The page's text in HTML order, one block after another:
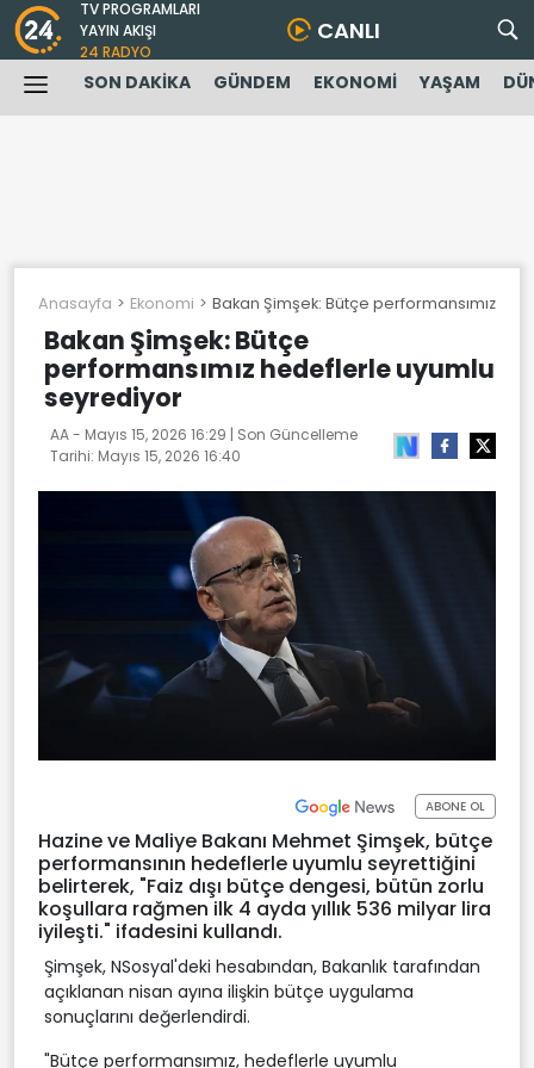
TV PROGRAMLARI
YAYIN AKIŞI
24 RADYO
CANLI
SON DAKİKA GÜNDEM EKONOMİ YAŞAM
Anasayfa Ekonomi Bakan Şimşek: Bütçe performansımız
Bakan Şimşek: Bütçe
performansımız hedeflerle uyumlu
seyrediyor
AA - Mayıs 15, 2026 16:29 | Son Güncelleme
Tarihi: Mayıs 15, 2026 16:40
ABONE OL
Hazine ve Maliye Bakanı Mehmet Şimşek, bütçe
performansının hedeflerle uyumlu seyrettiğini
belirterek, "Faiz dışı bütçe dengesi, bütün zorlu
koşullara rağmen ilk 4 ayda yıllık 536 milyar lira
iyileşti." ifadesini kullandı.
Şimşek, NSosyal'deki hesabından, Bakanlık tarafından
açıklanan nisan ayına ilişkin bütçe uygulama
sonuçlarını değerlendirdi.
"Bütçe performansımız, hedeflerle uyumlu